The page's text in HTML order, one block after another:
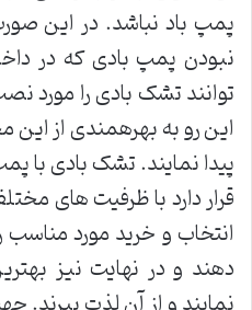
پمپ باد نباشد. در این
نبودن پمپ بادی که در
توانند تشک بادی را مورد
این رو به بهرهمندی از
پیدا نمایند. تشک بادی با
قرار دارد با ظرفیت های
انتخاب و خرید مورد مناسب
دهند و در نهایت نیز